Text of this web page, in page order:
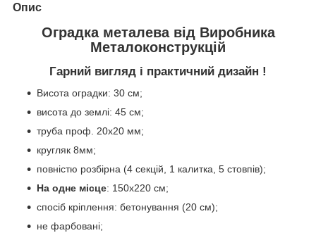
Опис
Оградка металева від Виробника
Металоконструкцій
Гарний вигляд і практичний дизайн !
Висота оградки: 30 см;
висота до землі: 45 см;
труба проф. 20х20 мм;
кругляк 8мм;
повністю розбірна (4 секцій, 1 калитка, 5 стовпів);
На одне місце: 150х220 см;
спосіб кріплення: бетонування (20 см);
не фарбовані;